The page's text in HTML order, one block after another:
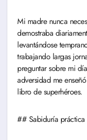
Mi madre nunca
demostraba
levantándose
trabajando largas
preguntar sobre mi
adversidad me
libro de superhéroes.
## Sabiduría práctica